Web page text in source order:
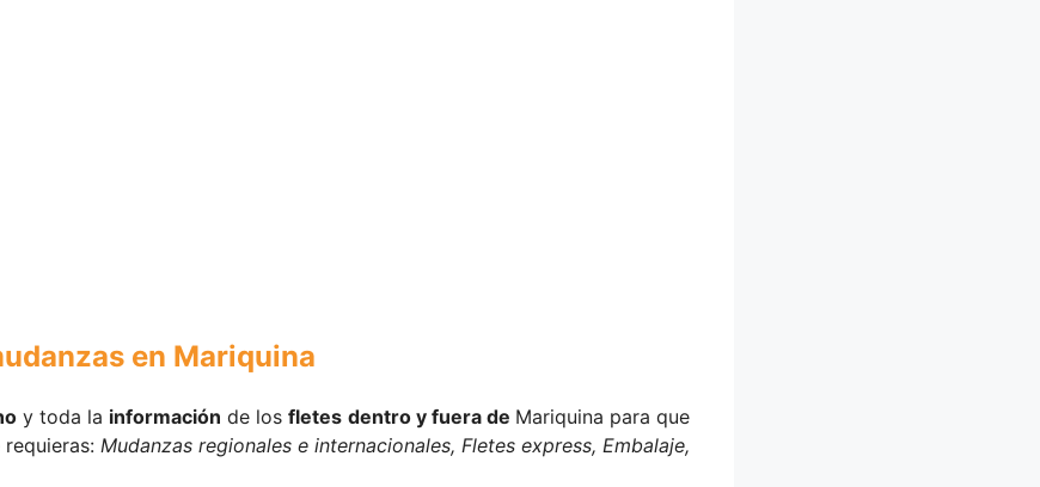
en Mariquina
y toda la información de los fletes dentro y fuera de Mariquina para que
Mudanzas regionales e internacionales, Fletes express, Embalaje,